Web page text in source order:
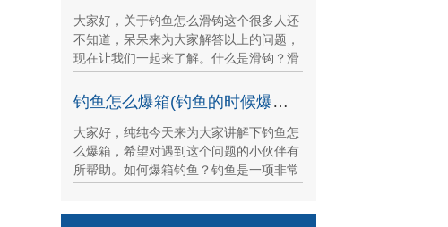
大家好，关于钓鱼怎么滑钩这个很多人还
不知道，呆呆来为大家解答以上的问题，
现在让我们一起来了解。什么是滑钩？滑
钩是一种钓鱼用具，可让鱼儿在吃饵时更
容易上钩。它通常
钓鱼怎么爆箱(钓鱼的时候爆杆的后果)
大家好，纯纯今天来为大家讲解下钓鱼怎
么爆箱，希望对遇到这个问题的小伙伴有
所帮助。如何爆箱钓鱼？钓鱼是一项非常
受欢迎的户外活动，而爆箱则是其中一个